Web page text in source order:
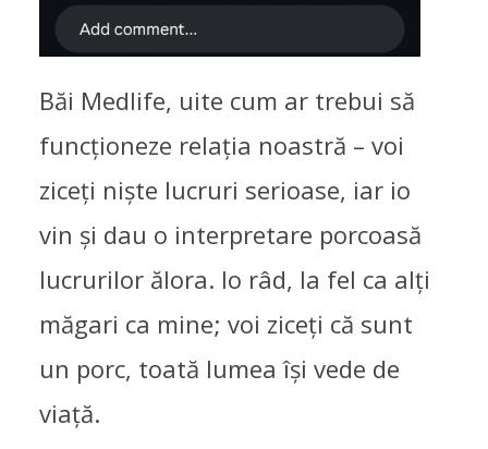
Băi Medlife, uite cum ar trebui să
funcționeze relația noastră – voi
ziceți niște lucruri serioase, iar io
vin și dau o interpretare porcoasă
lucrurilor ălora. Io râd, la fel ca alți
măgari ca mine; voi ziceți că sunt
un porc, toată lumea își vede de
viață.